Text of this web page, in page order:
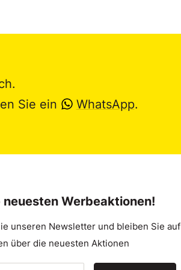
Sie ein
WhatsApp.
neuesten Werbeaktionen!
unseren Newsletter und bleiben Sie auf
über die neuesten Aktionen